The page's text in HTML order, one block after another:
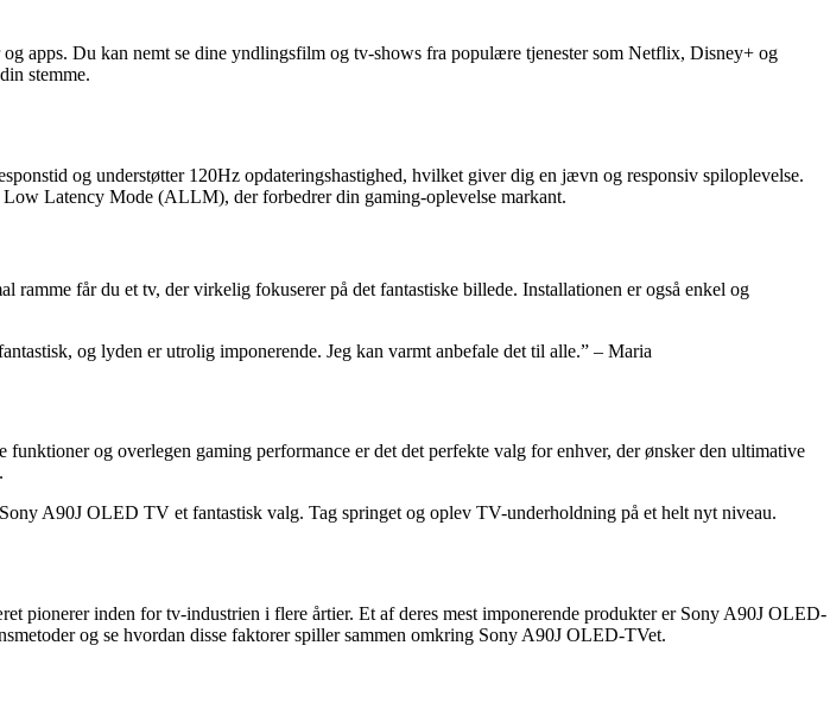
apps. Du kan nemt se dine yndlingsfilm og tv-shows fra populære tjenester som Netflix, Disney+ og
stemme.
og understøtter 120Hz opdateringshastighed, hvilket giver dig en jævn og responsiv spiloplevelse.
Latency Mode (ALLM), der forbedrer din gaming-oplevelse markant.
får du et tv, der virkelig fokuserer på det fantastiske billede. Installationen er også enkel og
og lyden er utrolig imponerende. Jeg kan varmt anbefale det til alle.” – Maria
og overlegen gaming performance er det det perfekte valg for enhver, der ønsker den ultimative
A90J OLED TV et fantastisk valg. Tag springet og oplev TV-underholdning på et helt nyt niveau.
pionerer inden for tv-industrien i flere årtier. Et af deres mest imponerende produkter er Sony A90J OLED-
og se hvordan disse faktorer spiller sammen omkring Sony A90J OLED-TVet.